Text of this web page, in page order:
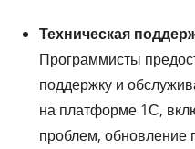
Техническая
Программисты
поддержку и
на платформе 1С,
проблем, обновление